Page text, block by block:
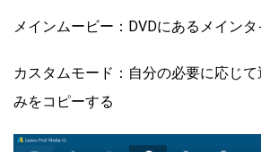
メインムービー：DVDにあるメイン
カスタムモード：自分の必要に応じ
みをコピーする